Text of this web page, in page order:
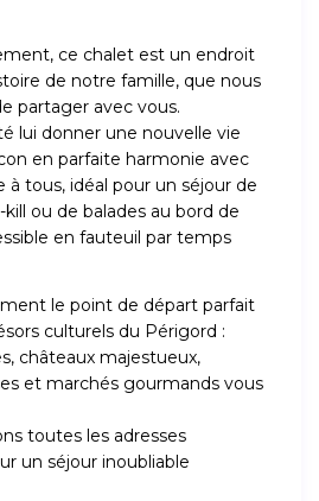
ce chalet est un endroit
de notre famille, que nous
partager avec vous.
lui donner une nouvelle vie
en parfaite harmonie avec
à tous, idéal pour un séjour de
ou de balades au bord de
en fauteuil par temps
le point de départ parfait
culturels du Périgord :
châteaux majestueux,
et marchés gourmands vous
toutes les adresses
un séjour inoubliable